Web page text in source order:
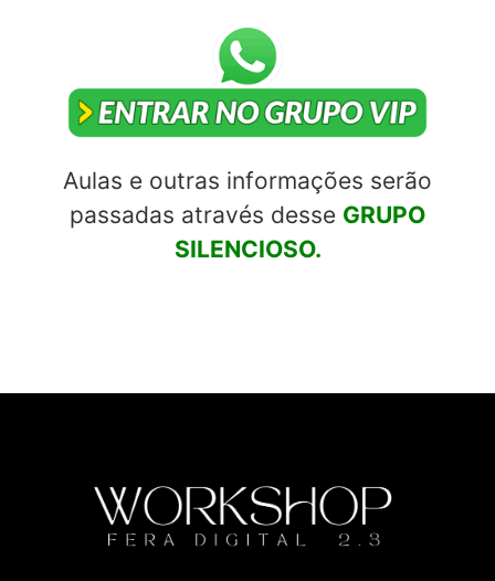
Aulas e outras informações serão
passadas através desse GRUPO
SILENCIOSO.